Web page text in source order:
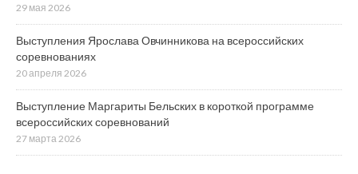
29 мая 2026
Выступления Ярослава Овчинникова на всероссийских
соревнованиях
20 апреля 2026
Выступление Маргариты Бельских в короткой программе
всероссийских соревнований
27 марта 2026